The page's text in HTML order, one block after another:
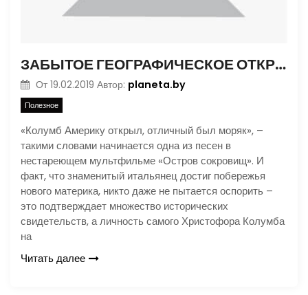
ЗАБЫТОЕ ГЕОГРАФИЧЕСКОЕ ОТКРЫТИЕ
От 19.02.2019 Автор: planeta.by
Полезное
«Колумб Америку открыл, отличный был моряк», –
такими словами начинается одна из песен в
нестареющем мультфильме «Остров сокровищ». И
факт, что знаменитый итальянец достиг побережья
нового материка, никто даже не пытается оспорить –
это подтверждает множество исторических
свидетельств, а личность самого Христофора Колумба
на
Читать далее